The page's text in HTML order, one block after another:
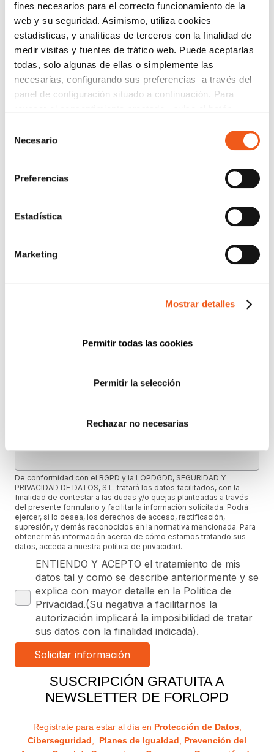
fines necesarios para el correcto funcionamiento de la
web y su seguridad. Asimismo, utiliza cookies
estadísticas, y analíticas de terceros con la finalidad de
medir visitas y fuentes de tráfico web. Puede aceptarlas
todas, solo algunas de ellas o simplemente las
necesarias, configurando sus preferencias a través del
panel de configuración situado a continuación. Para
consultar nuestra política de cookies
política de cookies
Necesario
Preferencias
Estadística
Marketing
Mostrar detalles
Permitir todas las cookies
Permitir la selección
Rechazar no necesarias
Implantar las medidas necesarias.
Coordinar el proceso de certificación.
Adaptarse de forma eficiente a los requisitos
del ENS.
La exigencia ya está en vigor. Anticiparse es clave
para evitar riesgos y garantizar la continuidad de la
contactoy nuestros técnicos te asesorarán.
Nombre
Mensaje (opcional)
De conformidad con el RGPD y la LOPDGDD, SEGURIDAD Y
PRIVACIDAD DE DATOS, S.L. tratará los datos facilitados, con la
finalidad de contestar a las dudas y/o quejas planteadas a través
del presente formulario y facilitar la información solicitada. Podrá
ejercer, si lo desea, los derechos de acceso, rectificación,
supresión, y demás reconocidos en la normativa mencionada. Para
obtener más información acerca de cómo estamos tratando sus
datos, acceda a nuestra política de privacidad.
ENTIENDO Y ACEPTO el tratamiento de mis
datos tal y como se describe anteriormente y se
explica con mayor detalle en la Política de
Privacidad.(Su negativa a facilitarnos la
autorización implicará la imposibilidad de tratar
sus datos con la finalidad indicada).
SUSCRIPCIÓN GRATUITA A
NEWSLETTER DE FORLOPD
Regístrate para estar al día en Protección de Datos,
Ciberseguridad
Planes de Igualdad
Prevención del